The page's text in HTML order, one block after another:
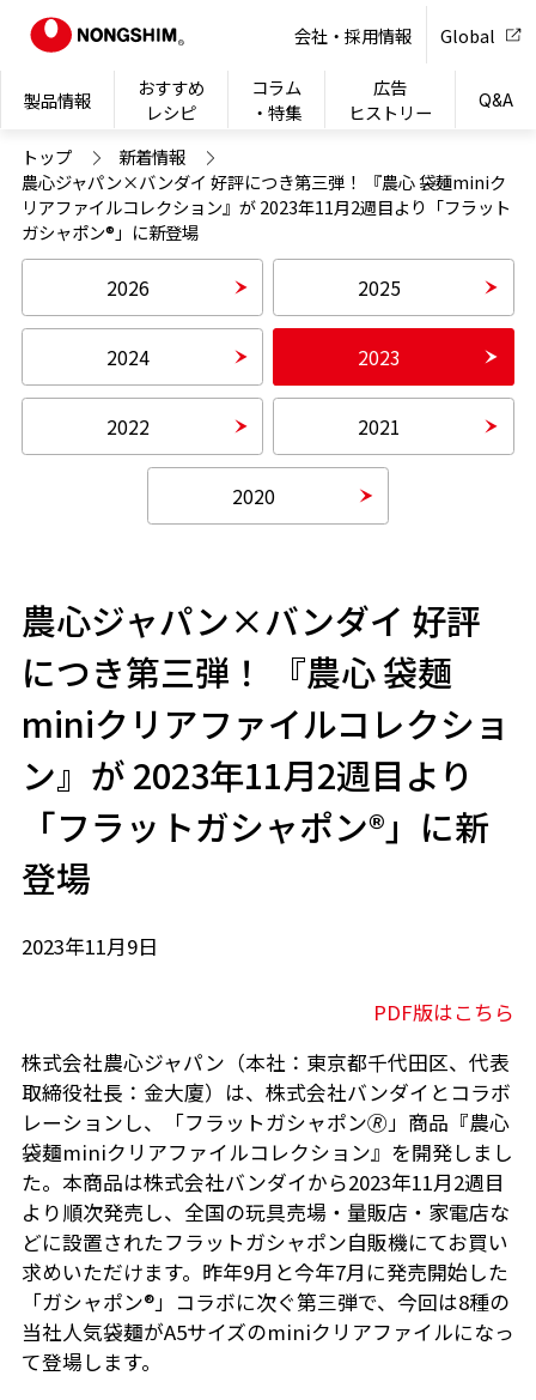
製品情報
おすすめ
レシピ
コラム
・特集
広告
ヒストリー
Q&A
会社・採用情報 Global
トップ
新着情報
農心ジャパン×バンダイ 好評につき第三弾！ 『農心 袋麺miniク
リアファイルコレクション』が 2023年11月2週目より「フラット
ガシャポン®」に新登場
2026 2025
2024 2023
2022 2021
2020
農心ジャパン×バンダイ 好評
につき第三弾！ 『農心 袋麺
miniクリアファイルコレクショ
ン』が 2023年11月2週目より
「フラットガシャポン®」に新
登場
2023年11月9日
PDF版はこちら
株式会社農心ジャパン（本社：東京都千代田区、代表
取締役社長：金大廈）は、株式会社バンダイとコラボ
レーションし、「フラットガシャポン🄬」商品『農心
袋麺miniクリアファイルコレクション』を開発しまし
た。本商品は株式会社バンダイから2023年11月2週目
より順次発売し、全国の玩具売場・量販店・家電店な
どに設置されたフラットガシャポン自販機にてお買い
求めいただけます。昨年9月と今年7月に発売開始した
「ガシャポン®」コラボに次ぐ第三弾で、今回は8種の
当社人気袋麺がA5サイズのminiクリアファイルになっ
て登場します。